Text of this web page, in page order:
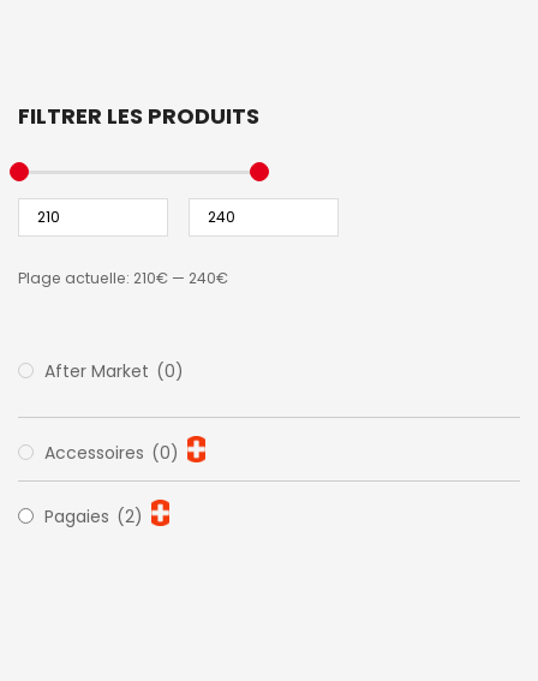
FILTRER LES PRODUITS
Plage actuelle: 210€ — 240€
After Market (0)
Accessoires (0)
Pagaies (2)